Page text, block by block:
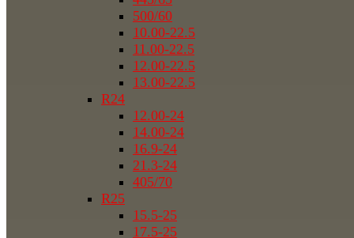
500/60
10.00-22.5
11.00-22.5
12.00-22.5
13.00-22.5
R24
12.00-24
14.00-24
16.9-24
21.3-24
405/70
R25
15.5-25
17.5-25